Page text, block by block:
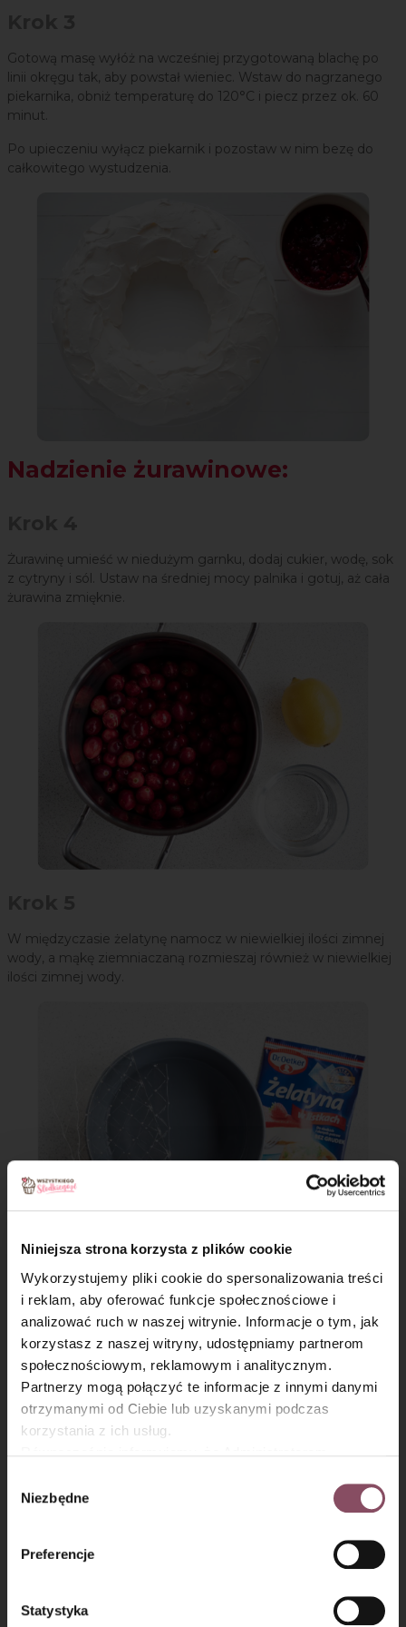
Niniejsza strona korzysta z plików cookie
Wykorzystujemy pliki cookie do spersonalizowania treści
i reklam, aby oferować funkcje społecznościowe i
analizować ruch w naszej witrynie. Informacje o tym, jak
korzystasz z naszej witryny, udostępniamy partnerom
społecznościowym, reklamowym i analitycznym.
Partnerzy mogą połączyć te informacje z innymi danymi
otrzymanymi od Ciebie lub uzyskanymi podczas
korzystania z ich usług.
Gdańsk (80-339) adres: Dickmana 14/15 więcej
informacji o przetwarzaniu danych osobowych oraz
Polityce
prywatności.
zgody
Niezbędne
Preferencje
Statystyka
Gotową masę wyłóż na wcześniej przygotowaną blachę po
linii okręgu tak, aby powstał wieniec. Wstaw do nagrzanego
piekarnika, obniż temperaturę do 120°C i piecz przez ok. 60
minut.
Po upieczeniu wyłącz piekarnik i pozostaw w nim bezę do
całkowitego wystudzenia.
Nadzienie żurawinowe:
Żurawinę umieść w niedużym garnku, dodaj cukier, wodę, sok
z cytryny i sól. Ustaw na średniej mocy palnika i gotuj, aż cała
żurawina zmięknie.
W międzyczasie żelatynę namocz w niewielkiej ilości zimnej
wody, a mąkę ziemniaczaną rozmieszaj również w niewielkiej
ilości zimnej wody.
Krok 6
Gdy żurawina zmięknie i puści sok, dodaj mąkę ziemniaczaną.
Całość jeszcze chwilę gotuj, aby otrzymać kisiel. Zdejmij
z palnika i dodaj odsączoną z wody żelatynę, dokładnie
wymieszaj i odstaw do całkowitego wystudzenia.
×